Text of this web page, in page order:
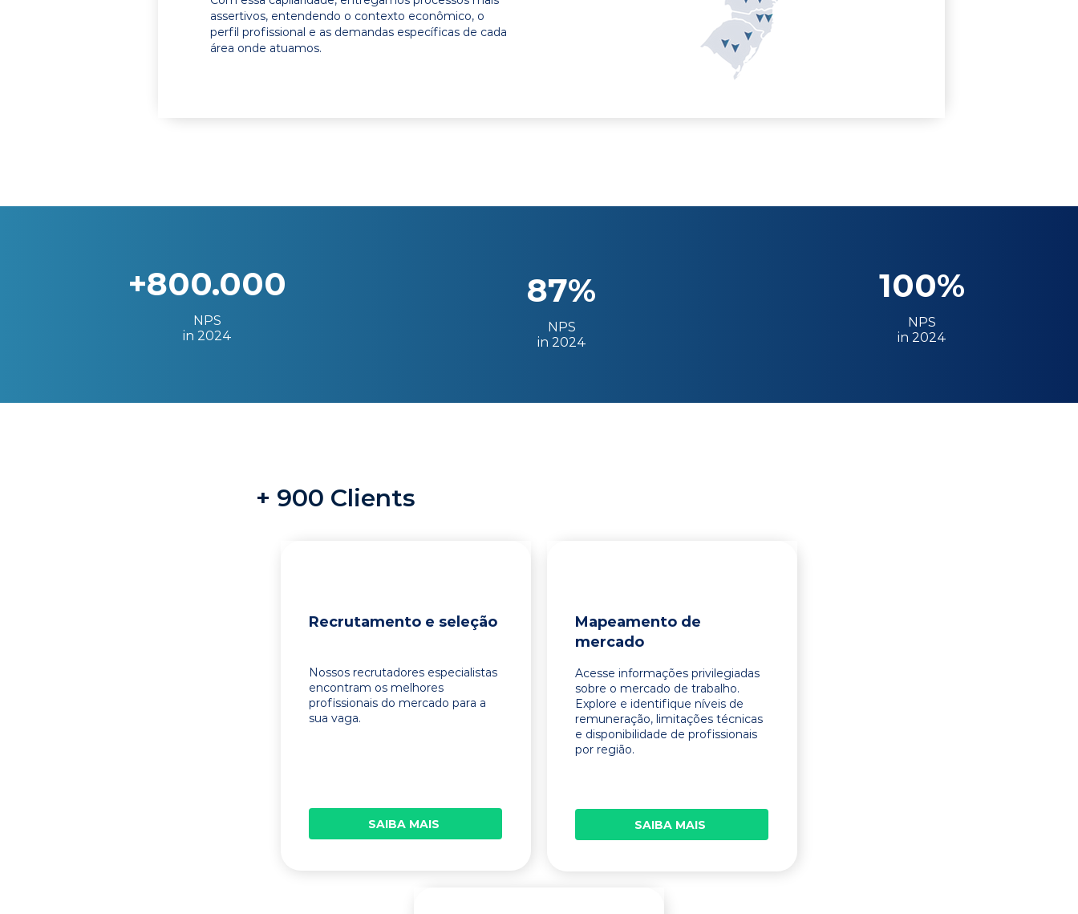
assertivos, entendendo o contexto econômico, o
perfil profissional e as demandas específicas de cada
área onde atuamos.
+800.000
NPS
in 2024
87%
NPS
in 2024
100%
NPS
in 2024
+ 900 Clients
Recrutamento e seleção
Nossos recrutadores especialistas
encontram os melhores
profissionais do mercado para a
sua vaga.
SAIBA MAIS
Mapeamento de
mercado
Acesse informações privilegiadas
sobre o mercado de trabalho.
Explore e identifique níveis de
remuneração, limitações técnicas
e disponibilidade de profissionais
por região.
SAIBA MAIS